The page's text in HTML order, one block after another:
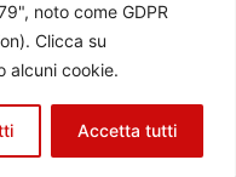
noto come GDPR
Clicca su
alcuni cookie.
Accetta tutti